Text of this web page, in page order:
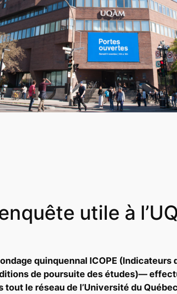
utile à
quinquennal ICOPE (Indicateurs
de poursuite des études)—
tout le réseau de l’Université du